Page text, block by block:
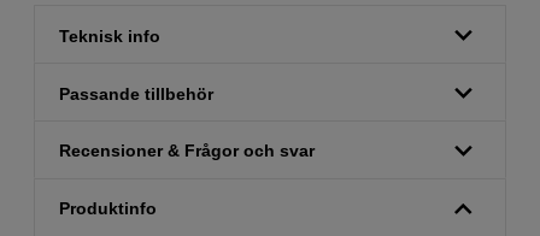
Teknisk info
Passande tillbehör
Recensioner & Frågor och svar
Produktinfo